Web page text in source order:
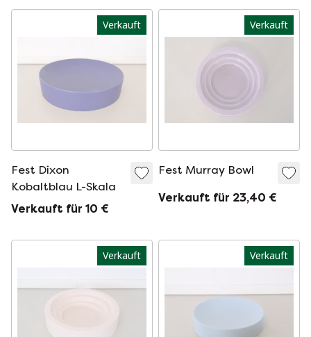
Verkauft
Fest Dixon
Kobaltblau L-Skala
Verkauft für 10 €
Verkauft
Fest Murray Bowl
Verkauft für 23,40 €
Verkauft Verkauft